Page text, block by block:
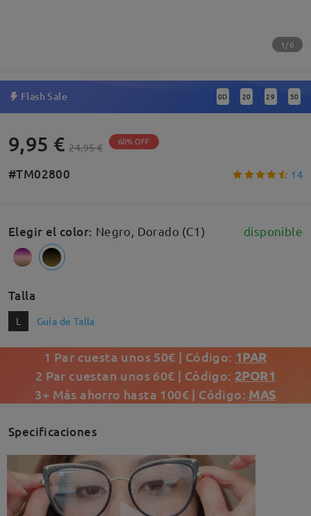
1/6
Flash Sale 0D : 20 : 29 : 50
9,95 € 24,95 € 60% OFF
#TM02800 14
Elegir el color: Negro, Dorado (C1) disponible
Talla
L Guía de Talla
1 Par cuesta unos 50€ | Código: 1PAR
2 Par cuestan unos 60€ | Código: 2POR1
3+ Más ahorro hasta 100€ | Código: MAS
Specificaciones